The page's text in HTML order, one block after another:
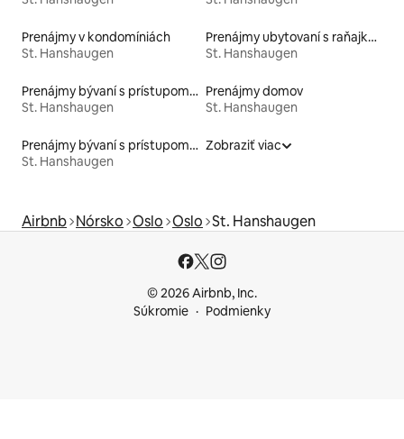
Prenájmy v kondomíniách
St. Hanshaugen
Prenájmy ubytovaní s raňajkami
St. Hanshaugen
Prenájmy bývaní s prístupom na pláž
St. Hanshaugen
Prenájmy domov
St. Hanshaugen
Prenájmy bývaní s prístupom k jazeru
St. Hanshaugen
Zobraziť viac
Airbnb Nórsko Oslo Oslo St. Hanshaugen
© 2026 Airbnb, Inc.
Súkromie
Podmienky